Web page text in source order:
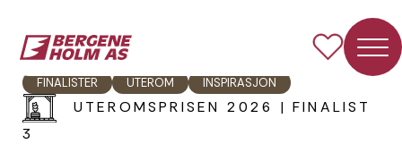
INSPIRASJONSPRISEN
2026
FINALISTER
UTEROM INSPIRASJON
UTEROMSPRISEN 2026 | FINALIST
3